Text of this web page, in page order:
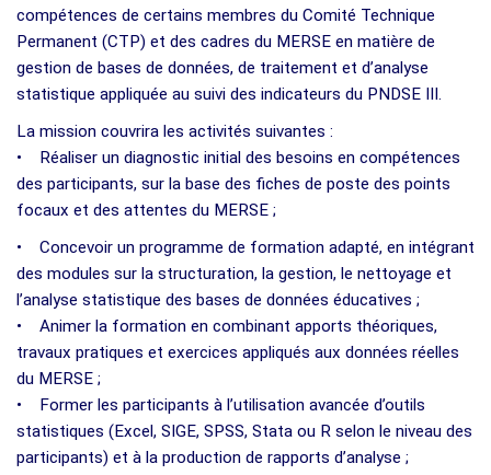
compétences de certains membres du Comité Technique
Permanent (CTP) et des cadres du MERSE en matière de
gestion de bases de données, de traitement et d’analyse
statistique appliquée au suivi des indicateurs du PNDSE III.
La mission couvrira les activités suivantes :
• Réaliser un diagnostic initial des besoins en compétences
des participants, sur la base des fiches de poste des points
focaux et des attentes du MERSE ;
• Concevoir un programme de formation adapté, en intégrant
des modules sur la structuration, la gestion, le nettoyage et
l’analyse statistique des bases de données éducatives ;
• Animer la formation en combinant apports théoriques,
travaux pratiques et exercices appliqués aux données réelles
du MERSE ;
• Former les participants à l’utilisation avancée d’outils
statistiques (Excel, SIGE, SPSS, Stata ou R selon le niveau des
participants) et à la production de rapports d’analyse ;